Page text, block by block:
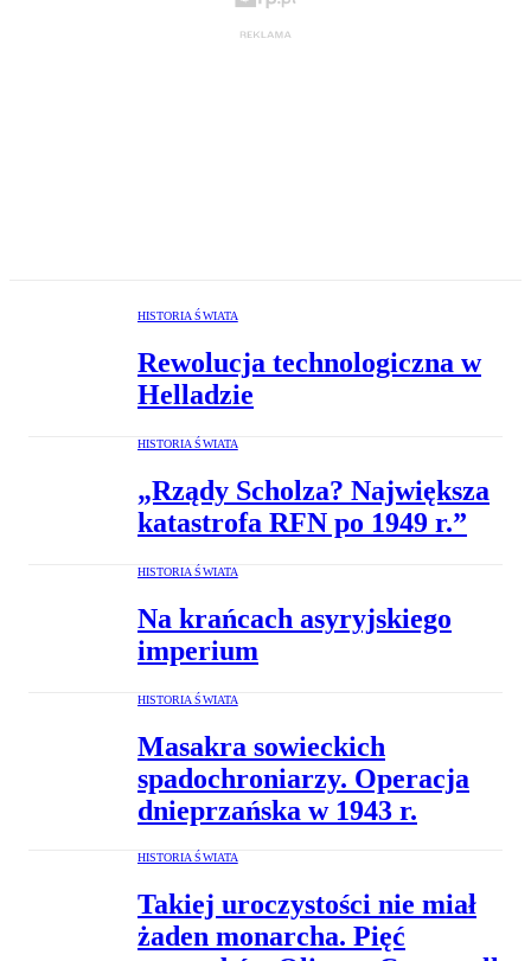
HISTORIA ŚWIATA
Rewolucja technologiczna w
Helladzie
HISTORIA ŚWIATA
„Rządy Scholza? Największa
katastrofa RFN po 1949 r.”
HISTORIA ŚWIATA
Na krańcach asyryjskiego
imperium
HISTORIA ŚWIATA
Masakra sowieckich
spadochroniarzy. Operacja
dnieprzańska w 1943 r.
HISTORIA ŚWIATA
Takiej uroczystości nie miał
żaden monarcha. Pięć